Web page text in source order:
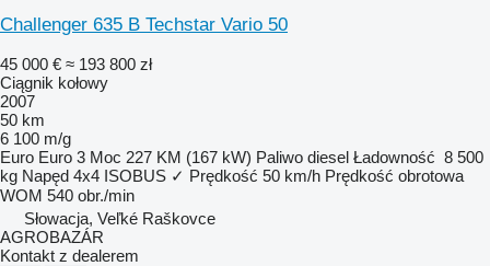
Challenger 635 B Techstar Vario 50
45 000 € ≈ 193 800 zł
Ciągnik kołowy
2007
50 km
6 100 m/g
Euro Euro 3 Moc 227 KM (167 kW) Paliwo diesel Ładowność 8 500
kg Napęd 4x4 ISOBUS ✓ Prędkość 50 km/h Prędkość obrotowa
WOM 540 obr./min
Słowacja, Veľké Raškovce
AGROBAZÁR
Kontakt z dealerem